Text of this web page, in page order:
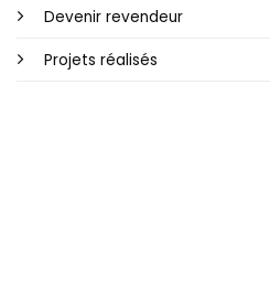
Devenir revendeur
Projets réalisés